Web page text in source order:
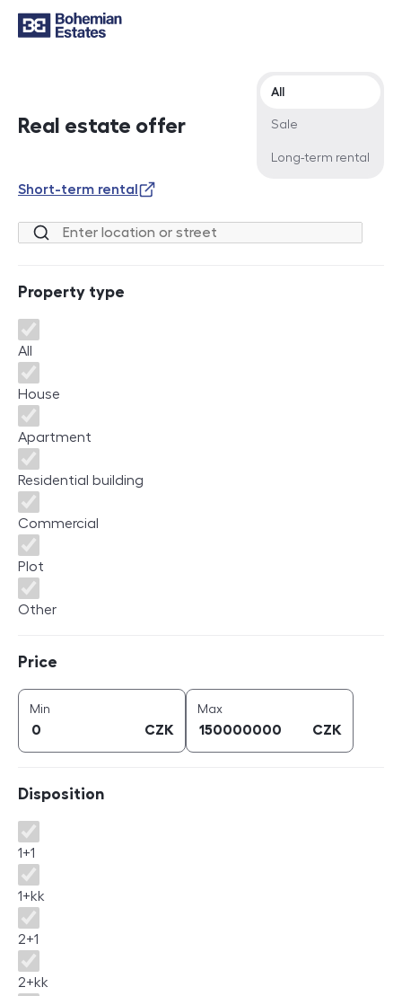
Real estate offer
Offer type
All
Sale
Long-term rental
Short-term rental
Location or street
Property type
Property type
All
House
Apartment
Residential building
Commercial
Plot
Other
Price
Min
CZK
Maxprice (
CZK
Disposition
Disposition
1+1
1+kk
2+1
2+kk